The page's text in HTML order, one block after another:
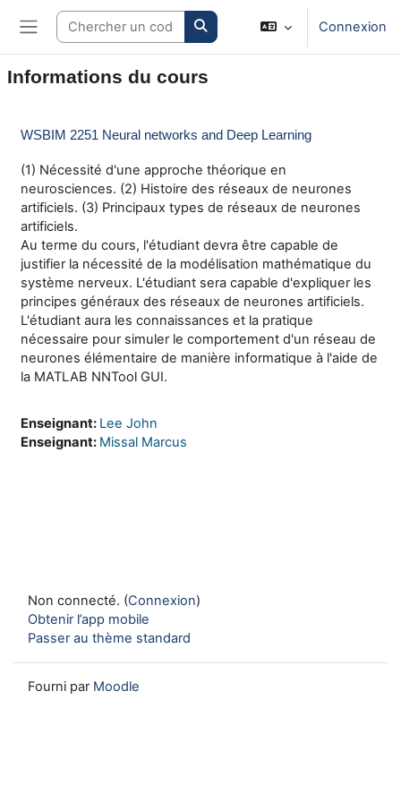
Passer au contenu principal
Panneau latéral
Search courses Connexion
Informations du cours
WSBIM 2251 Neural networks and Deep Learning
(1) Nécessité d'une approche théorique en
neurosciences. (2) Histoire des réseaux de neurones
artificiels. (3) Principaux types de réseaux de neurones
artificiels.
Au terme du cours, l'étudiant devra être capable de
justifier la nécessité de la modélisation mathématique du
système nerveux. L'étudiant sera capable d'expliquer les
principes généraux des réseaux de neurones artificiels.
L'étudiant aura les connaissances et la pratique
nécessaire pour simuler le comportement d'un réseau de
neurones élémentaire de manière informatique à l'aide de
la MATLAB NNTool GUI.
Enseignant: Lee John
Enseignant: Missal Marcus
Non connecté. (Connexion)
Obtenir l’app mobile
Passer au thème standard
Fourni par Moodle